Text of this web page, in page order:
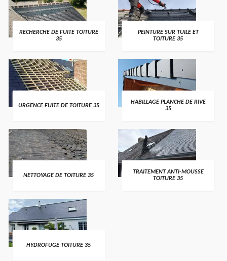
RECHERCHE DE FUITE TOITURE
35
PEINTURE SUR TUILE ET
TOITURE 35
URGENCE FUITE DE TOITURE 35
HABILLAGE PLANCHE DE RIVE
35
NETTOYAGE DE TOITURE 35
TRAITEMENT ANTI-MOUSSE
TOITURE 35
HYDROFUGE TOITURE 35